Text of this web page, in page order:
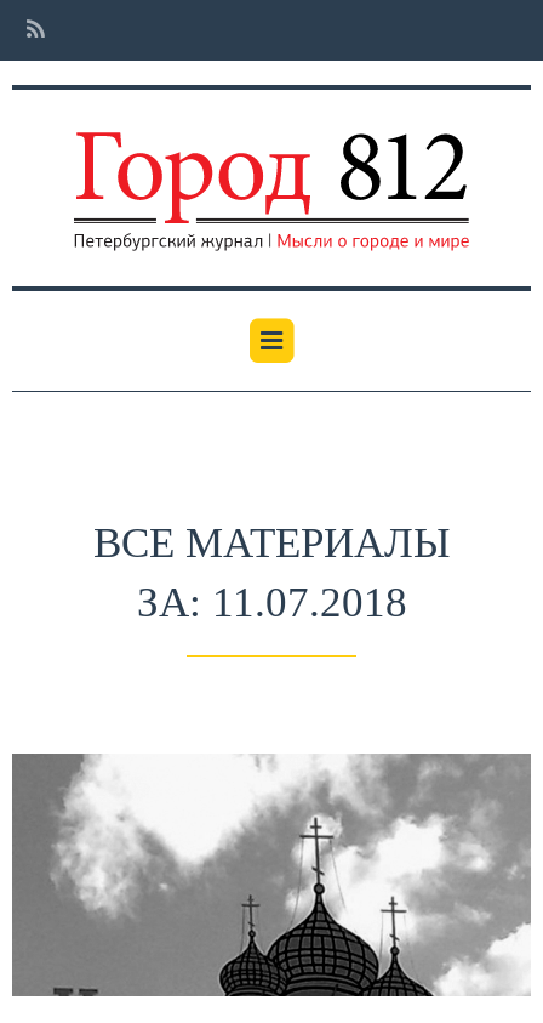
ВСЕ МАТЕРИАЛЫ
ЗА: 11.07.2018